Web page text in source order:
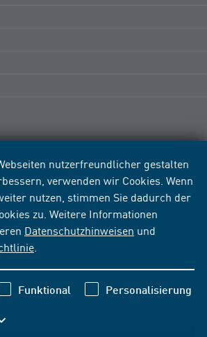
nutzerfreundlicher gestalten
verwenden wir Cookies. Wenn
nutzen, stimmen Sie dadurch der
zu. Weitere Informationen
Datenschutzhinweisen und
Funktional Personalisierung